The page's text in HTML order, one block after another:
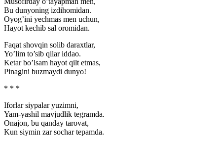
Bu dunyoning izdihomidan.
Oyog’ini yechmas men uchun,
Hayot kechib sal oromidan.
Faqat shovqin solib daraxtlar,
Yo’lim to’sib qilar iddao.
Ketar bo’lsam hayot qilt etmas,
Pinagini buzmaydi dunyo!
* * *
Iforlar siypalar yuzimni,
Yam-yashil mavjudlik tegramda.
Onajon, bu qanday tarovat,
Kun siymin zar sochar tepamda.